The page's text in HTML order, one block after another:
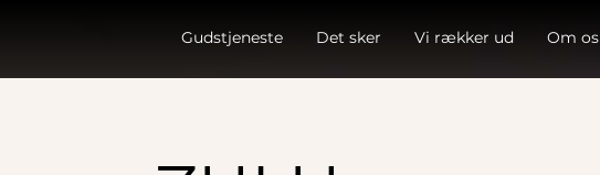
Gudstjeneste Det sker Vi rækker ud Om os